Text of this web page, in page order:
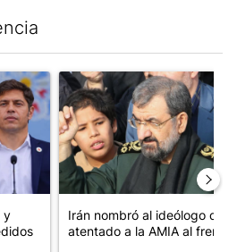
con el título "Encuesta: Axel Kicillof y
y
Un artículo de tendencia con
Irán nombró al ideólogo del
atentado a la AMIA al frent...